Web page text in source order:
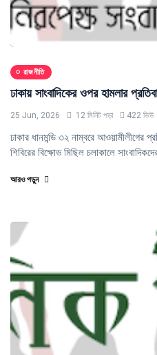
রাজনীতি
ঢাকায় সাংবাদিকের ওপর হামলার
25 Jun, 2026 12 মিনিট পড়া 422 ভিউ
ঢাকার ধানমন্ডি ৩২ নাম্বরে আওয়ামীলীগের
শিবিরের বিক্ষোভ মিছিল চলাকালে
আরও পড়ুন